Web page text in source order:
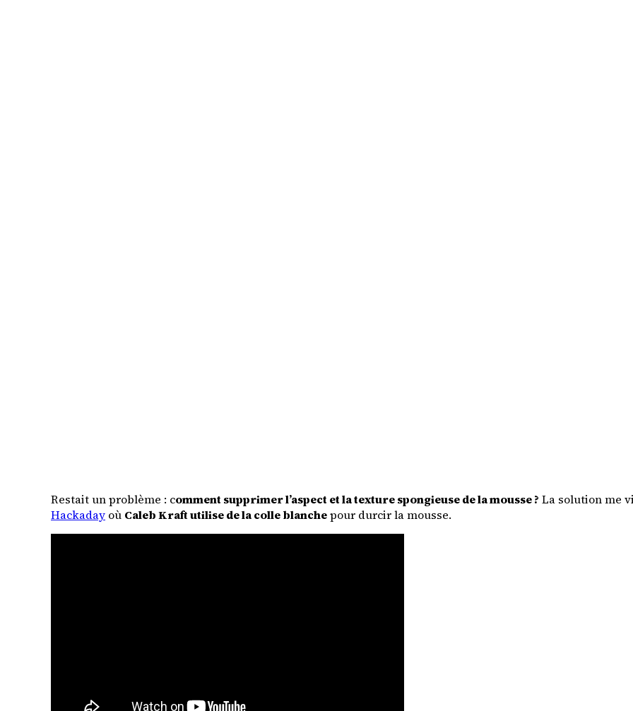
Restait un problème : comment supprimer l’aspect et la texture spongieuse de la mousse ? La solution me
Hackaday où Caleb Kraft utilise de la colle blanchepour durcir la mousse.